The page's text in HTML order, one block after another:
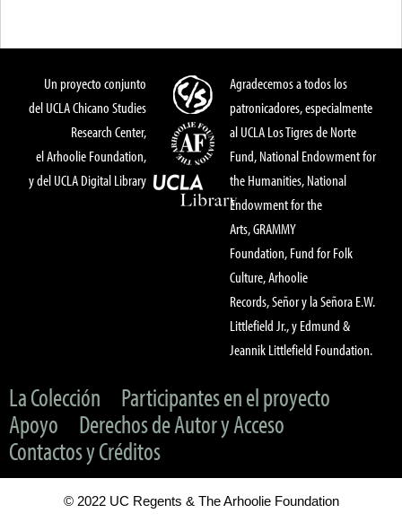
Un proyecto conjunto
del UCLA Chicano Studies
Research Center,
el Arhoolie Foundation,
y del UCLA Digital Library
Agradecemos a todos los
patronicadores, especialmente
al UCLA Los Tigres de Norte
Fund, National Endowment for
the Humanities, National
Endowment for the
Arts, GRAMMY
Foundation, Fund for Folk
Culture, Arhoolie
Records, Señor y la Señora E.W.
Littlefield Jr., y Edmund &
Jeannik Littlefield Foundation.
La Colección
Participantes en el proyecto
Apoyo
Derechos de Autor y Acceso
Contactos y Créditos
© 2022 UC Regents & The Arhoolie Foundation